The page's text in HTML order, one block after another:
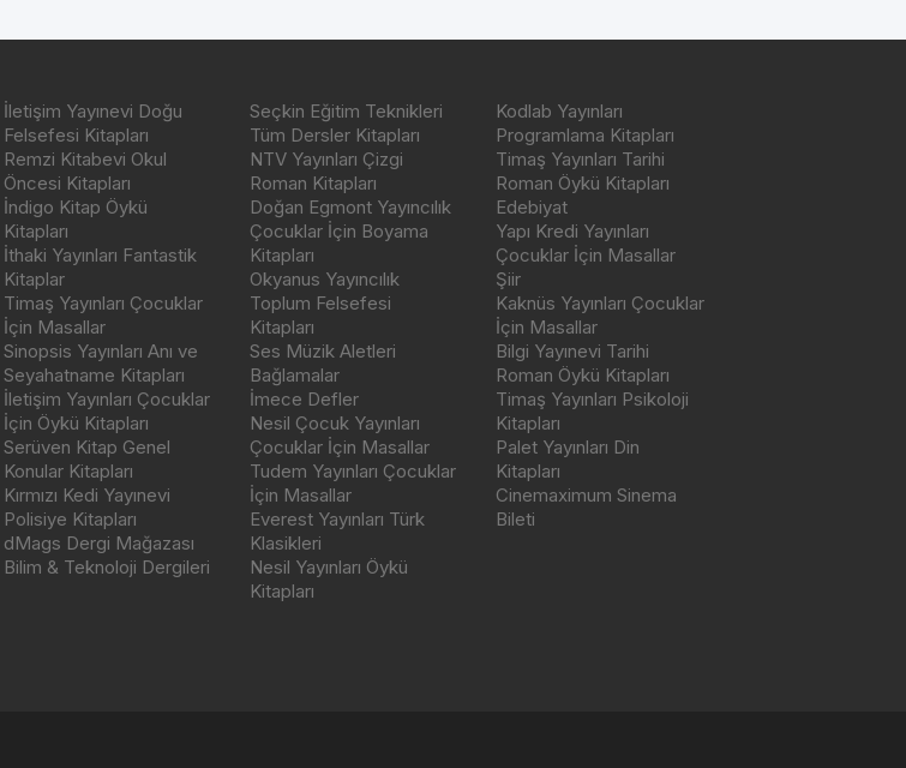
İletişim Yayınevi Doğu
Felsefesi Kitapları
Remzi Kitabevi Okul
Öncesi Kitapları
İndigo Kitap Öykü
Kitapları
İthaki Yayınları Fantastik
Kitaplar
Timaş Yayınları Çocuklar
İçin Masallar
Sinopsis Yayınları Anı ve
Seyahatname Kitapları
İletişim Yayınları Çocuklar
İçin Öykü Kitapları
Serüven Kitap Genel
Konular Kitapları
Kırmızı Kedi Yayınevi
Polisiye Kitapları
dMags Dergi Mağazası
Bilim & Teknoloji Dergileri
Seçkin Eğitim Teknikleri
Tüm Dersler Kitapları
NTV Yayınları Çizgi
Roman Kitapları
Doğan Egmont Yayıncılık
Çocuklar İçin Boyama
Kitapları
Okyanus Yayıncılık
Toplum Felsefesi
Kitapları
Ses Müzik Aletleri
Bağlamalar
İmece Defler
Nesil Çocuk Yayınları
Çocuklar İçin Masallar
Tudem Yayınları Çocuklar
İçin Masallar
Everest Yayınları Türk
Klasikleri
Nesil Yayınları Öykü
Kitapları
Kodlab Yayınları
Programlama Kitapları
Timaş Yayınları Tarihi
Roman Öykü Kitapları
Edebiyat
Yapı Kredi Yayınları
Çocuklar İçin Masallar
Şiir
Kaknüs Yayınları Çocuklar
İçin Masallar
Bilgi Yayınevi Tarihi
Roman Öykü Kitapları
Timaş Yayınları Psikoloji
Kitapları
Palet Yayınları Din
Kitapları
Cinemaximum Sinema
Bileti